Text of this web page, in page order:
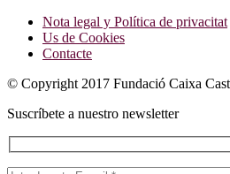
Nota legal y Política de privacitat
Us de Cookies
Contacte
© Copyright 2017 Fundació Caixa
Suscríbete a nuestro newsletter